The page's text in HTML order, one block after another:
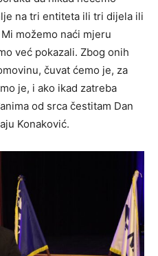
na tri entiteta ili tri dijela ili
možemo naći mjeru
već pokazali. Zbog onih
čuvat ćemo je, za
je, i ako ikad zatreba
od srca čestitam Dan
Konaković.